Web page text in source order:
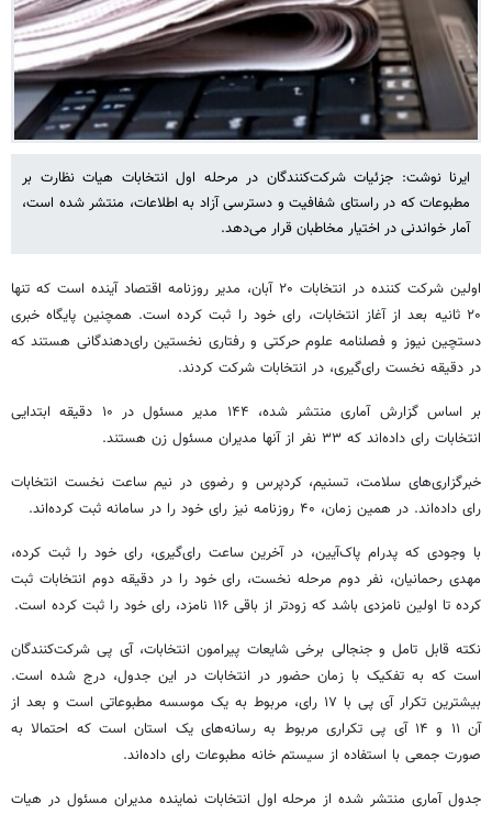
ایرنا نوشت: جزئیات شرکت‌کنندگان در مرحله اول انتخابات هیات نظارت بر
مطبوعات که در راستای شفافیت و دسترسی آزاد به اطلاعات، منتشر شده است،
آمار خواندنی در اختیار مخاطبان قرار می‌دهد.
اولین شرکت کننده در انتخابات ۲۰ آبان، مدیر روزنامه اقتصاد آینده است که تنها
۲۰ ثانیه بعد از آغاز انتخابات، رای خود را ثبت کرده است. همچنین پایگاه خبری
دستچین نیوز و فصلنامه علوم حرکتی و رفتاری نخستین رای‌دهندگانی هستند که
در دقیقه نخست رای‌گیری، در انتخابات شرکت کردند.
بر اساس گزارش آماری منتشر شده، ۱۴۴ مدیر مسئول در ۱۰ دقیقه ابتدایی
انتخابات رای داده‌اند که ۳۳ نفر از آنها مدیران مسئول زن هستند.
خبرگزاری‌های سلامت، تسنیم، کردپرس و رضوی در نیم ساعت نخست انتخابات
رای داده‌اند. در همین زمان، ۴۰ روزنامه نیز رای خود را در سامانه ثبت کرده‌اند.
با وجودی که پدرام پاک‌آیین، در آخرین ساعت رای‌گیری، رای خود را ثبت کرده،
مهدی رحمانیان، نفر دوم مرحله نخست، رای خود را در دقیقه دوم انتخابات ثبت
کرده تا اولین نامزدی باشد که زودتر از باقی ۱۱۶ نامزد، رای خود را ثبت کرده است.
نکته قابل تامل و جنجالی برخی شایعات پیرامون انتخابات، آی پی شرکت‌کنندگان
است که به تفکیک با زمان حضور در انتخابات در این جدول، درج شده است.
بیشترین تکرار آی پی با ۱۷ رای، مربوط به یک موسسه مطبوعاتی است و بعد از
آن ۱۱ و ۱۴ آی پی تکراری مربوط به رسانه‌های یک استان است که احتمالا به
صورت جمعی با استفاده از سیستم خانه مطبوعات رای داده‌اند.
جدول آماری منتشر شده از مرحله اول انتخابات نماینده مدیران مسئول در هیات